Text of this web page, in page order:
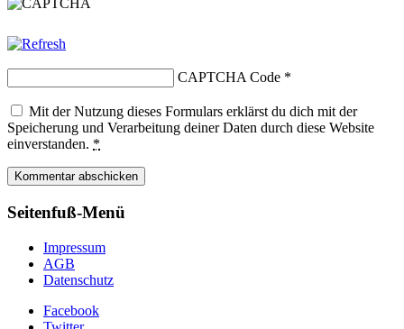
CAPTCHA Code *
Mit der Nutzung dieses Formulars erklärst du dich mit der
Speicherung und Verarbeitung deiner Daten durch diese Website
einverstanden. *
Seitenfuß-Menü
Impressum
AGB
Datenschutz
Facebook